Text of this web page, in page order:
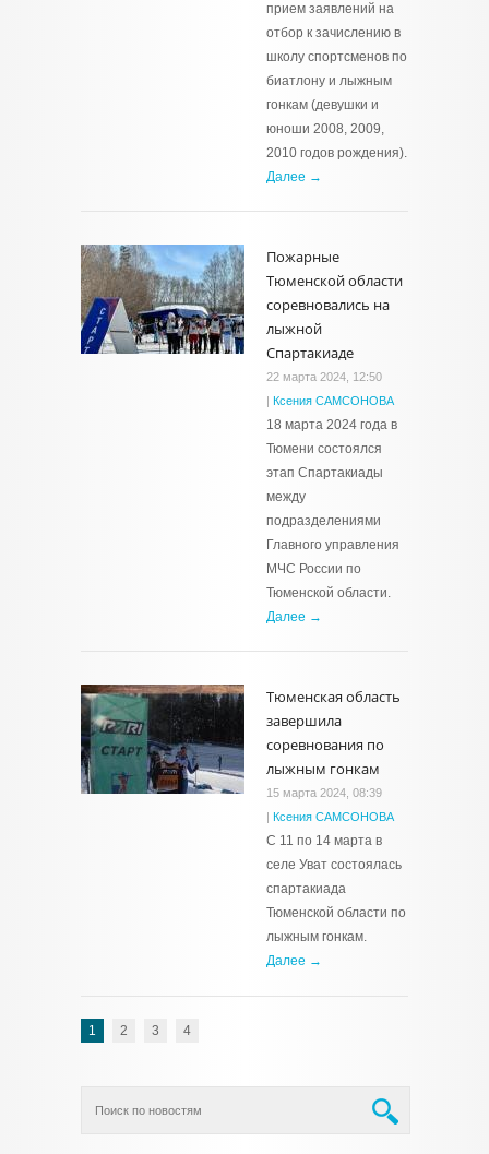
прием заявлений на
отбор к зачислению в
школу спортсменов по
биатлону и лыжным
гонкам (девушки и
юноши 2008, 2009,
2010 годов рождения).
Далее →
Пожарные
Тюменской области
соревновались на
лыжной
Спартакиаде
22 марта 2024, 12:50
| Ксения САМСОНОВА
18 марта 2024 года в
Тюмени состоялся
этап Спартакиады
между
подразделениями
Главного управления
МЧС России по
Тюменской области.
Далее →
Тюменская область
завершила
соревнования по
лыжным гонкам
15 марта 2024, 08:39
| Ксения САМСОНОВА
С 11 по 14 марта в
селе Уват состоялась
спартакиада
Тюменской области по
лыжным гонкам.
Далее →
1 2 3 4